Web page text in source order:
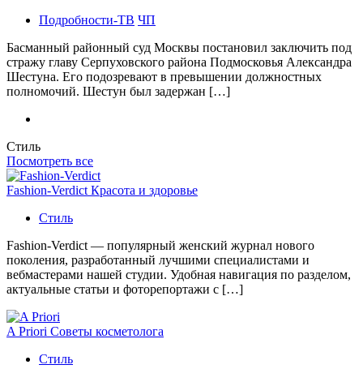
Подробности-ТВ ЧП
Басманный районный суд Москвы постановил заключить под
стражу главу Серпуховского района Подмосковья Александра
Шестуна. Его подозревают в превышении должностных
полномочий. Шестун был задержан […]
Стиль
Посмотреть все
Fashion-Verdict Красота и здоровье
Стиль
Fashion-Verdict — популярный женский журнал нового
поколения, разработанный лучшими специалистами и
вебмастерами нашей студии. Удобная навигация по разделом,
актуальные статьи и фоторепортажи с […]
A Priori Советы косметолога
Стиль